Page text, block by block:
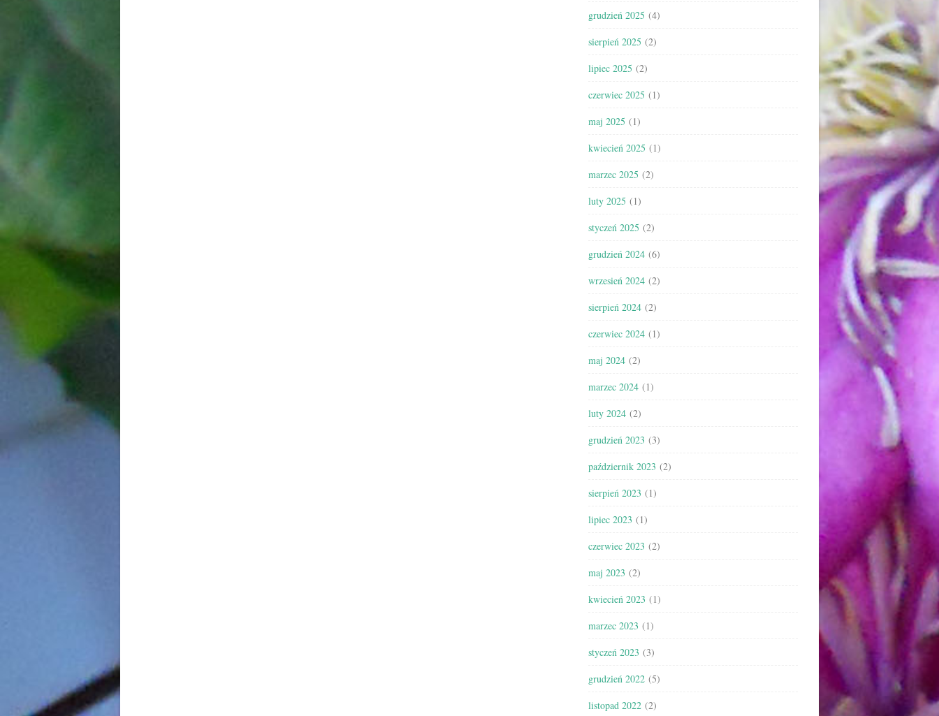
grudzień 2025 (4)
sierpień 2025 (2)
lipiec 2025 (2)
czerwiec 2025 (1)
maj 2025 (1)
kwiecień 2025 (1)
marzec 2025 (2)
luty 2025 (1)
styczeń 2025 (2)
grudzień 2024 (6)
wrzesień 2024 (2)
sierpień 2024 (2)
czerwiec 2024 (1)
maj 2024 (2)
marzec 2024 (1)
luty 2024 (2)
grudzień 2023 (3)
październik 2023 (2)
sierpień 2023 (1)
lipiec 2023 (1)
czerwiec 2023 (2)
maj 2023 (2)
kwiecień 2023 (1)
marzec 2023 (1)
styczeń 2023 (3)
grudzień 2022 (5)
listopad 2022 (2)